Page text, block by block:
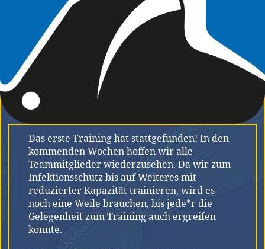
Das erste Training hat stattgefunden! In den
kommenden Wochen hoffen wir alle
Teammitglieder wiederzusehen. Da wir zum
Infektionsschutz bis auf Weiteres mit
reduzierter Kapazität trainieren, wird es
noch eine Weile brauchen, bis jede*r die
Gelegenheit zum Training auch ergreifen
konnte.